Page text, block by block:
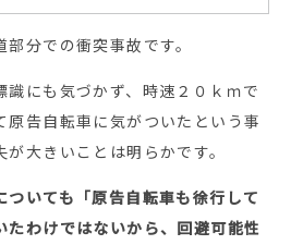
分での衝突事故です。
識にも気づかず、時速２０ｋｍで
原告自転車に気がついたという事
大きいことは明らかです。
ついても「原告自転車も徐行して
たわけではないから、回避可能性